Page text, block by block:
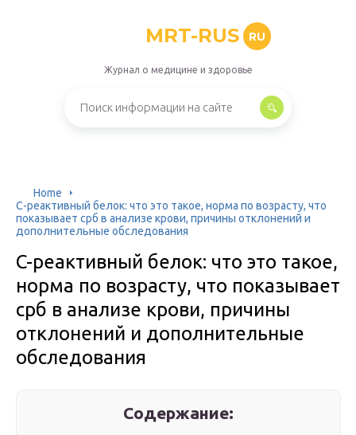
MRT-RUS RU
Журнал о медицине и здоровье
Home
C-реактивный белок: что это такое, норма по возрасту, что
показывает срб в анализе крови, причины отклонений и
дополнительные обследования
C-реактивный белок: что это такое,
норма по возрасту, что показывает
срб в анализе крови, причины
отклонений и дополнительные
обследования
Содержание: